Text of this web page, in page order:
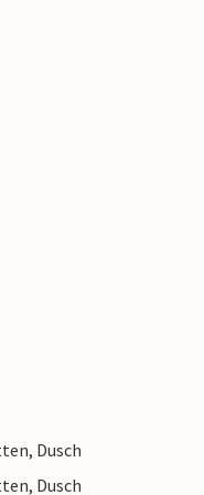
Dusch
Dusch